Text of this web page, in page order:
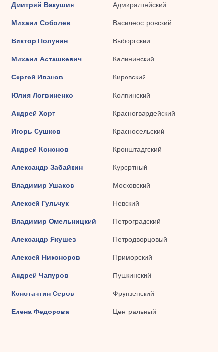
Дмитрий Вакушин Адмиралтейский
Михаил Соболев Василеостровский
Виктор Полунин Выборгский
Михаил Асташкевич Калининский
Сергей Иванов Кировский
Юлия Логвиненко Колпинский
Андрей Хорт Красногвардейский
Игорь Сушков Красносельский
Андрей Кононов Кронштадтский
Александр Забайкин Курортный
Владимир Ушаков Московский
Алексей Гульчук Невский
Владимир Омельницкий Петроградский
Александр Якушев Петродворцовый
Алексей Никоноров Приморский
Андрей Чапуров Пушкинский
Константин Серов Фрунзенский
Елена Федорова Центральный